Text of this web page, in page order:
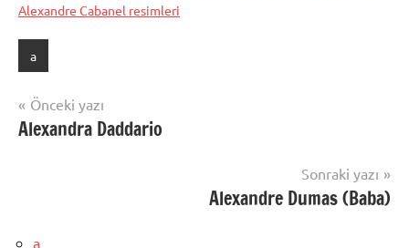
Alexandre Cabanel resimleri
a
Yazı
gezinmesi
Önceki yazı
Alexandra Daddario
Sonraki yazı
Alexandre Dumas (Baba)
a